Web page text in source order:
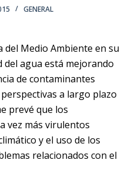
GENERAL
del Medio Ambiente en su
del agua está mejorando
de contaminantes
a largo plazo
prevé que los
vez más virulentos
y el uso de los
relacionados con el